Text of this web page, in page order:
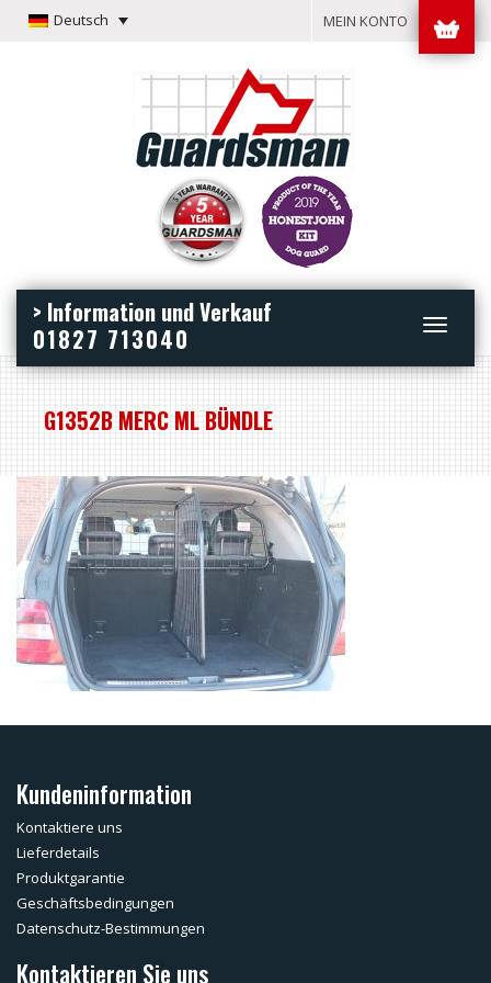
Deutsch MEIN KONTO
Toggle
> Information und Verkauf
01827 713040
G1352B MERC ML BÜNDLE
Kundeninformation
Kontaktiere uns
Lieferdetails
Produktgarantie
Geschäftsbedingungen
Datenschutz-Bestimmungen
Kontaktieren Sie uns